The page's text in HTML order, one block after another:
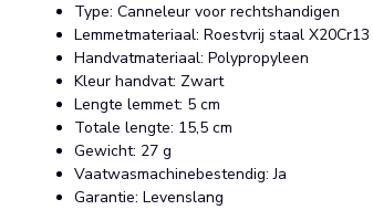
Type: Canneleur voor rechtshandigen
Lemmetmateriaal: Roestvrij staal X20Cr13
Handvatmateriaal: Polypropyleen
Kleur handvat: Zwart
Lengte lemmet: 5 cm
Totale lengte: 15,5 cm
Gewicht: 27 g
Vaatwasmachinebestendig: Ja
Garantie: Levenslang